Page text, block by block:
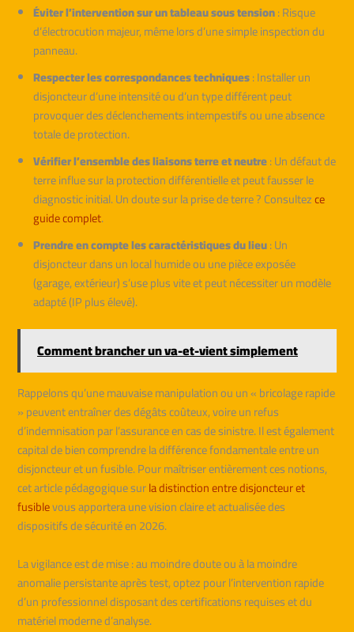
Éviter l’intervention sur un tableau sous tension: Risque
d’électrocution majeur, même lors d’une simple inspection du
panneau.
Respecter les correspondances techniques: Installer un
disjoncteur d’une intensité ou d’un type différent peut
provoquer des déclenchements intempestifs ou une absence
totale de protection.
Vérifier l’ensemble des liaisons terre et neutre: Un défaut de
terre influe sur la protection différentielle et peut fausser le
diagnostic initial. Un doute sur la prise de terre ? Consultezce
guide complet.
Prendre en compte les caractéristiques du lieu: Un
disjoncteur dans un local humide ou une pièce exposée
(garage, extérieur) s’use plus vite et peut nécessiter un modèle
adapté (IP plus élevé).
Comment brancher un va-et-vient simplement
Rappelons qu’une mauvaise manipulation ou un « bricolage rapide
» peuvent entraîner des dégâts coûteux, voire un refus
d’indemnisation par l’assurance en cas de sinistre. Il est également
capital de bien comprendre la différence fondamentale entre un
disjoncteur et un fusible. Pour maîtriser entièrement ces notions,
cet article pédagogique surla distinction entre disjoncteur et
fusiblevous apportera une vision claire et actualisée des
dispositifs de sécurité en 2026.
La vigilance est de mise : au moindre doute ou à la moindre
anomalie persistante après test, optez pour l’intervention rapide
d’un professionnel disposant des certifications requises et du
matériel moderne d’analyse.